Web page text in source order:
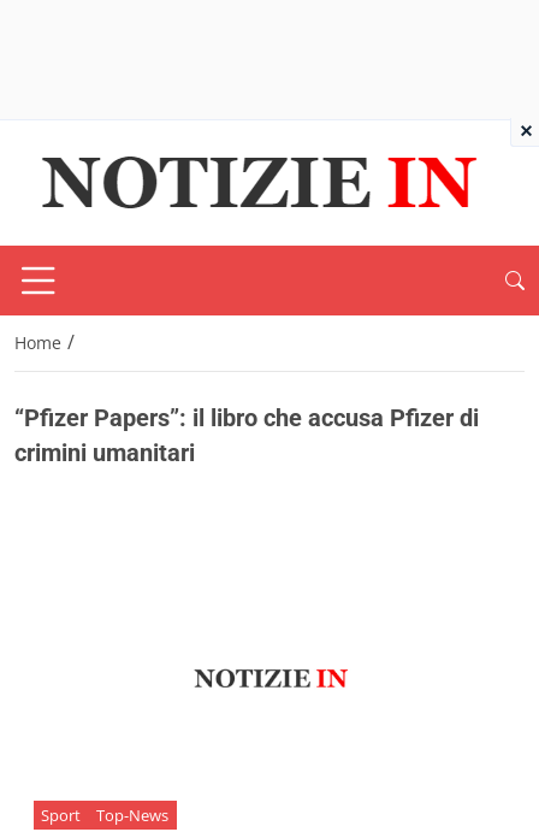
Home /
“Pfizer Papers”: il libro che accusa Pfizer di
crimini umanitari
Sport Top-News
×